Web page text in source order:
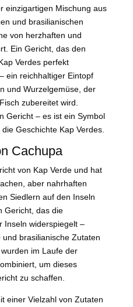
einzigartigen Mischung aus
und brasilianischen
von herzhaften und
Ein Gericht, das den
Verdes perfekt
ein reichhaltiger Eintopf
und Wurzelgemüse, der
zubereitet wird.
Gericht – es ist ein Symbol
Geschichte Kap Verdes.
Cachupa
von Kap Verde und hat
aber nahrhaften
Siedlern auf den Inseln
Gericht, das die
Inseln widerspiegelt –
brasilianische Zutaten
im Laufe der
um dieses
zu schaffen.
einer Vielzahl von Zutaten